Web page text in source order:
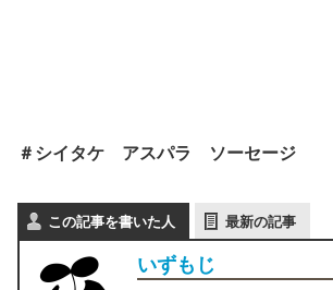
＃シイタケ アスパラ ソーセージ
この記事を書いた人 最新の記事
いずもじ